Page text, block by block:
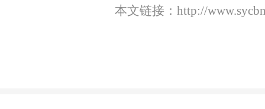
本文链接： http://